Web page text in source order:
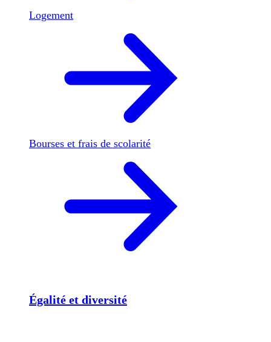
Logement
Bourses et frais de scolarité
Égalité et diversité